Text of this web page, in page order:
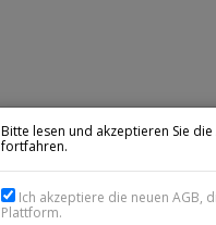
Bitte lesen und akzeptieren Sie
fortfahren.
Ich akzeptiere die neuen AGB,
Plattform.